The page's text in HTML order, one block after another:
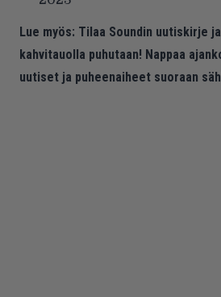
Lue myös: Tilaa Soundin uutiskirje
kahvitauolla puhutaan! Nappaa
uutiset ja puheenaiheet suoraan